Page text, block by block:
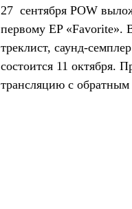
27  сентября POW
первому EP «Favorite».
треклист, саунд-
состоится 11 октября.
трансляцию с